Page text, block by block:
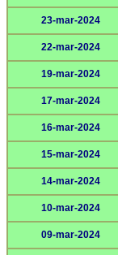
23-mar-2024
22-mar-2024
19-mar-2024
17-mar-2024
16-mar-2024
15-mar-2024
14-mar-2024
10-mar-2024
09-mar-2024